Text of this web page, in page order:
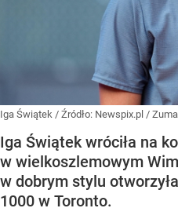
Iga Świątek / Źródło: Newspix.pl / Zuma
Iga Świątek wróciła na
w wielkoszlemowym
w dobrym stylu
1000 w Toronto.